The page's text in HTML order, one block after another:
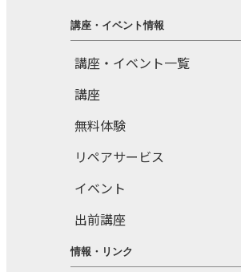
講座・イベント情報
講座・イベント一覧
講座
無料体験
リペアサービス
イベント
出前講座
情報・リンク